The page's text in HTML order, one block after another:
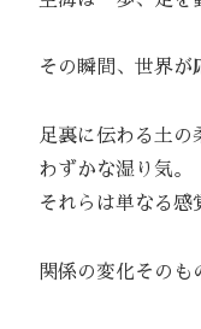
その瞬間、世界が
足裏に伝わる土の
わずかな湿り気。
それらは単なる感
関係の変化そのも